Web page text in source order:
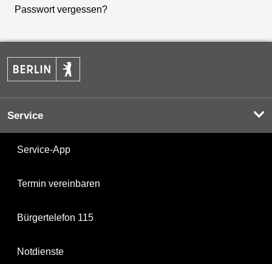
Passwort vergessen?
Service
Service-App
Termin vereinbaren
Bürgertelefon 115
Notdienste